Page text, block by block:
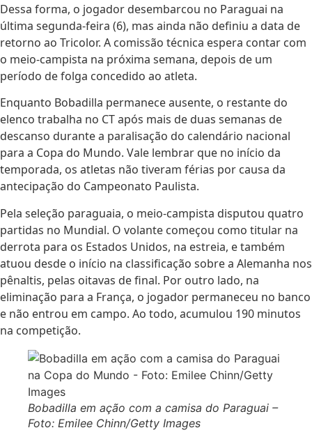
Dessa forma, o jogador desembarcou no Paraguai na
última segunda-feira (6), mas ainda não definiu a data de
retorno ao Tricolor. A comissão técnica espera contar com
o meio-campista na próxima semana, depois de um
período de folga concedido ao atleta.
Enquanto Bobadilla permanece ausente, o restante do
elenco trabalha no CT após mais de duas semanas de
descanso durante a paralisação do calendário nacional
para a Copa do Mundo. Vale lembrar que no início da
temporada, os atletas não tiveram férias por causa da
antecipação do Campeonato Paulista.
Pela seleção paraguaia, o meio-campista disputou quatro
partidas no Mundial. O volante começou como titular na
derrota para os Estados Unidos, na estreia, e também
atuou desde o início na classificação sobre a Alemanha nos
pênaltis, pelas oitavas de final. Por outro lado, na
eliminação para a França, o jogador permaneceu no banco
e não entrou em campo. Ao todo, acumulou 190 minutos
na competição.
Bobadilla em ação com a camisa do Paraguai –
Foto: Emilee Chinn/Getty Images